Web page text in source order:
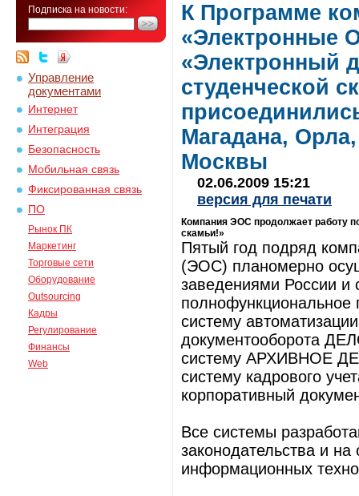
Подписка на новости:
Управление
документами
Интернет
Интеграция
Безопасность
Мобильная связь
Фиксированная связь
ПО
Рынок ПК
Маркетинг
Торговые сети
Оборудование
Outsourcing
Кадры
Регулирование
Финансы
Web
К Программе
«Электронные
«Электронный
студенческой
Магадана,
Москвы
02.06.2009 15:21
версия для печати
Компания ЭОС продолжает работу
скамьи!»
Пятый год подряд
(ЭОС) планомерно
заведениями России и
полнофункциональное
систему
документооборота
систему АРХИВНОЕ
систему кадрового
корпоративный
Все системы
законодательства и
информационных